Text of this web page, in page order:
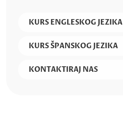
KURS ENGLESKOG JEZIKA
KURS ŠPANSKOG JEZIKA
KONTAKTIRAJ NAS